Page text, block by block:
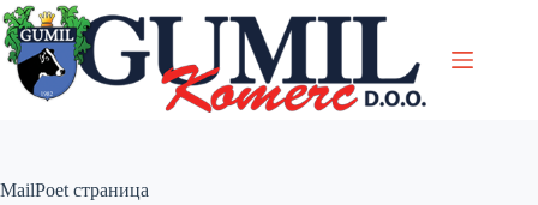
Skip
to
content
MailPoet страница